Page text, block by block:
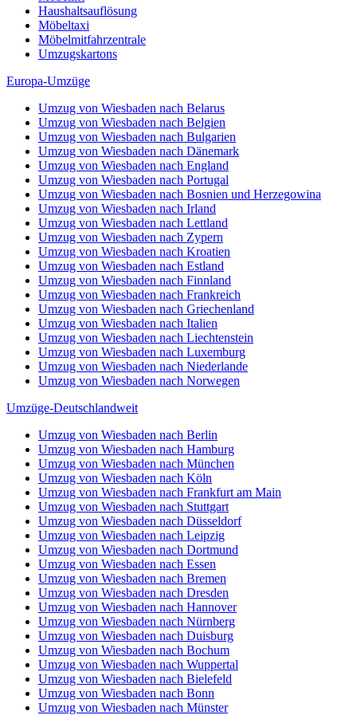
Haushaltsauflösung
Möbeltaxi
Möbelmitfahrzentrale
Umzugskartons
Europa-Umzüge
Umzug von Wiesbaden nach Belarus
Umzug von Wiesbaden nach Belgien
Umzug von Wiesbaden nach Bulgarien
Umzug von Wiesbaden nach Dänemark
Umzug von Wiesbaden nach England
Umzug von Wiesbaden nach Portugal
Umzug von Wiesbaden nach Bosnien und Herzegowina
Umzug von Wiesbaden nach Irland
Umzug von Wiesbaden nach Lettland
Umzug von Wiesbaden nach Zypern
Umzug von Wiesbaden nach Kroatien
Umzug von Wiesbaden nach Estland
Umzug von Wiesbaden nach Finnland
Umzug von Wiesbaden nach Frankreich
Umzug von Wiesbaden nach Griechenland
Umzug von Wiesbaden nach Italien
Umzug von Wiesbaden nach Liechtenstein
Umzug von Wiesbaden nach Luxemburg
Umzug von Wiesbaden nach Niederlande
Umzug von Wiesbaden nach Norwegen
Umzüge-Deutschlandweit
Umzug von Wiesbaden nach Berlin
Umzug von Wiesbaden nach Hamburg
Umzug von Wiesbaden nach München
Umzug von Wiesbaden nach Köln
Umzug von Wiesbaden nach Frankfurt am Main
Umzug von Wiesbaden nach Stuttgart
Umzug von Wiesbaden nach Düsseldorf
Umzug von Wiesbaden nach Leipzig
Umzug von Wiesbaden nach Dortmund
Umzug von Wiesbaden nach Essen
Umzug von Wiesbaden nach Bremen
Umzug von Wiesbaden nach Dresden
Umzug von Wiesbaden nach Hannover
Umzug von Wiesbaden nach Nürnberg
Umzug von Wiesbaden nach Duisburg
Umzug von Wiesbaden nach Bochum
Umzug von Wiesbaden nach Wuppertal
Umzug von Wiesbaden nach Bielefeld
Umzug von Wiesbaden nach Bonn
Umzug von Wiesbaden nach Münster